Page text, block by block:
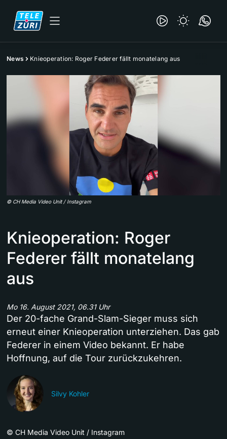
News Knieoperation: Roger Federer fällt monatelang aus
© CH Media Video Unit / Instagram
Knieoperation: Roger
Federer fällt monatelang
aus
Mo 16. August 2021, 06.31 Uhr
Der 20-fache Grand-Slam-Sieger muss sich
erneut einer Knieoperation unterziehen. Das gab
Federer in einem Video bekannt. Er habe
Hoffnung, auf die Tour zurückzukehren.
Silvy Kohler
© CH Media Video Unit / Instagram